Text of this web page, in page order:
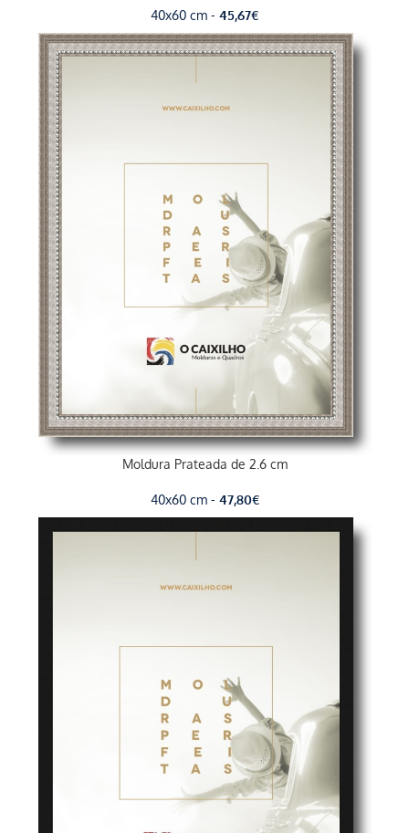
40x60 cm - 45,67€
Moldura Prateada de 2.6 cm
40x60 cm - 47,80€